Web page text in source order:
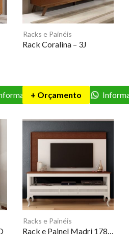
Racks e Painéis
Rack Coralina – 3J
+ Orçamento
Racks e Painéis